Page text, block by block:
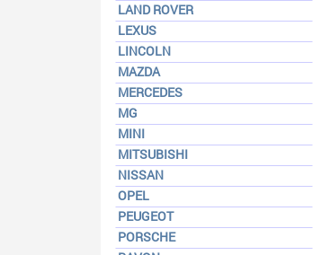
LAND ROVER
LEXUS
LINCOLN
MAZDA
MERCEDES
MG
MINI
MITSUBISHI
NISSAN
OPEL
PEUGEOT
PORSCHE